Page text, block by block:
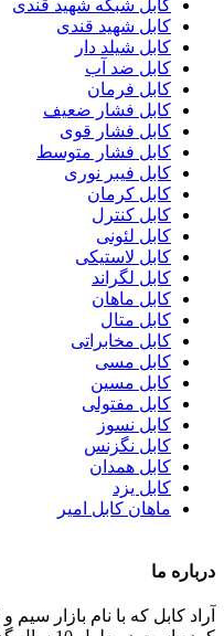
کابل شبکه شهید قندی
کابل شهید قندی
کابل شیلد دار
کابل ضد آب
کابل فرمان
کابل فشار ضعیف
کابل فشار قوی
کابل فشار متوسط
کابل فیبر نوری
کابل کرمان
کابل کنترل
کابل لئونی
کابل لاستیکی
کابل لگراند
کابل ماهان
کابل متال
کابل مخابراتی
کابل مسی
کابل مسین
کابل مفتولی
کابل نسوز
کابل نگزنس
کابل همدان
کابل یزد
ماهان کابل امیر
درباره ما
آراد کابل که با نام بازار سیم